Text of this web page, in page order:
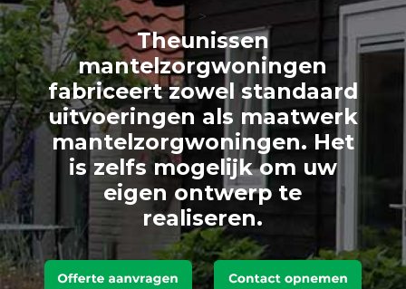
>
Theunissen
mantelzorgwoningen
fabriceert zowel standaard
uitvoeringen als maatwerk
mantelzorgwoningen. Het
is zelfs mogelijk om uw
eigen ontwerp te
realiseren.